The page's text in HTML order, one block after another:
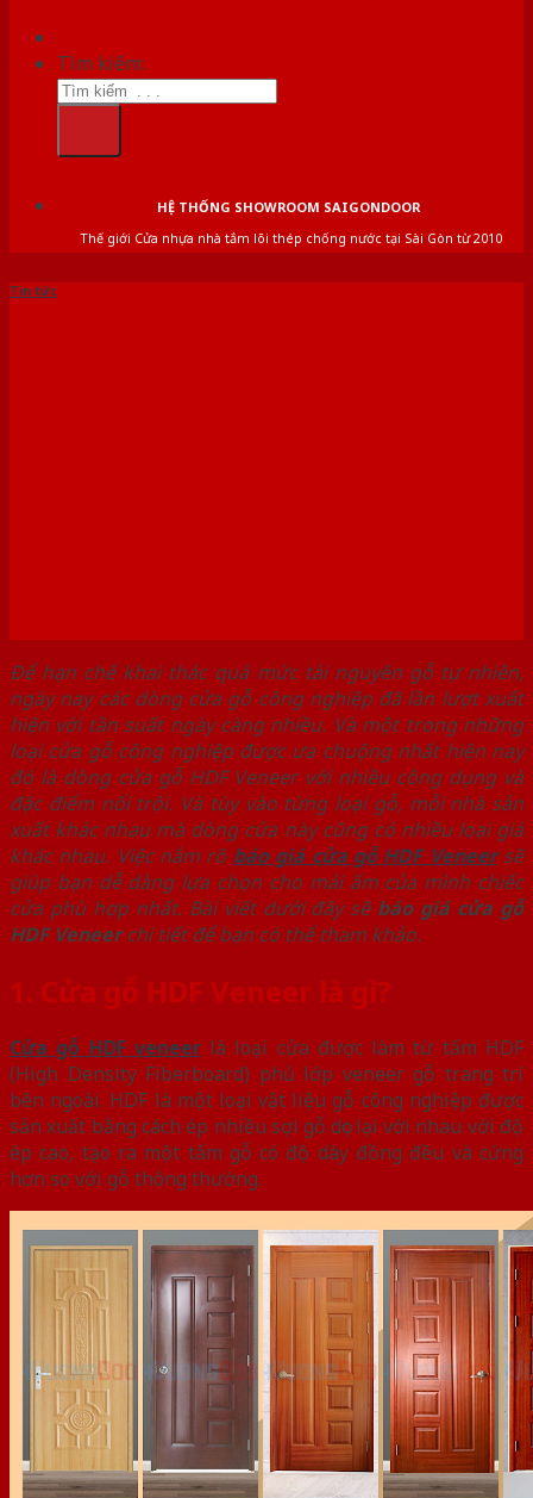
Tìm kiếm:
HỆ THỐNG SHOWROOM SAIGONDOOR
Thế giới Cửa nhựa nhà tắm lõi thép chống nước tại Sài Gòn từ 2010
Tin tức
Để hạn chế khai thác quá mức tài nguyên gỗ tự nhiên,
ngày nay các dòng cửa gỗ công nghiệp đã lần lượt xuất
hiện với tần suất ngày càng nhiều. Và một trong những
loại cửa gỗ công nghiệp được ưa chuộng nhất hiện nay
đó là dòng cửa gỗ HDF Veneer với nhiều công dụng và
đặc điểm nổi trội. Và tùy vào từng loại gỗ, mỗi nhà sản
xuất khác nhau mà dòng cửa này cũng có nhiều loại giá
khác nhau. Việc nắm rõ báo giá cửa gỗ HDF Veneersẽ
giúp bạn dễ dàng lựa chọn cho mái ấm của mình chiếc
cửa phù hợp nhất. Bài viết dưới đây sẽ báo giá cửa gỗ
HDF Veneerchi tiết để bạn có thể tham khảo.
1. Cửa gỗ HDF Veneer là gì?
Cửa gỗ HDF veneerlà loại cửa được làm từ tấm HDF
(High Density Fiberboard) phủ lớp veneer gỗ trang trí
bên ngoài. HDF là một loại vật liệu gỗ công nghiệp được
sản xuất bằng cách ép nhiều sợi gỗ dọc lại với nhau với độ
ép cao, tạo ra một tấm gỗ có độ dày đồng đều và cứng
hơn so với gỗ thông thường.